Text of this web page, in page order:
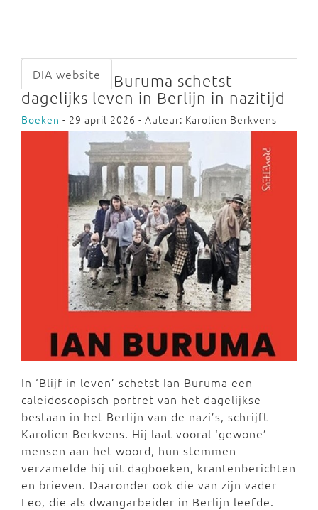
DIA website
Buruma schetst
dagelijks leven in Berlijn in nazitijd
Boeken - 29 april 2026 - Auteur: Karolien Berkvens
In ‘Blijf in leven’ schetst Ian Buruma een
caleidoscopisch portret van het dagelijkse
bestaan in het Berlijn van de nazi’s, schrijft
Karolien Berkvens. Hij laat vooral ‘gewone’
mensen aan het woord, hun stemmen
verzamelde hij uit dagboeken, krantenberichten
en brieven. Daaronder ook die van zijn vader
Leo, die als dwangarbeider in Berlijn leefde.